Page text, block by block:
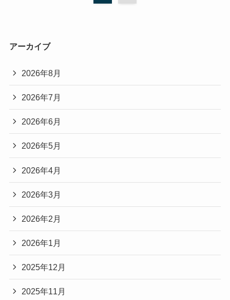
アーカイブ
2026年8月
2026年7月
2026年6月
2026年5月
2026年4月
2026年3月
2026年2月
2026年1月
2025年12月
2025年11月